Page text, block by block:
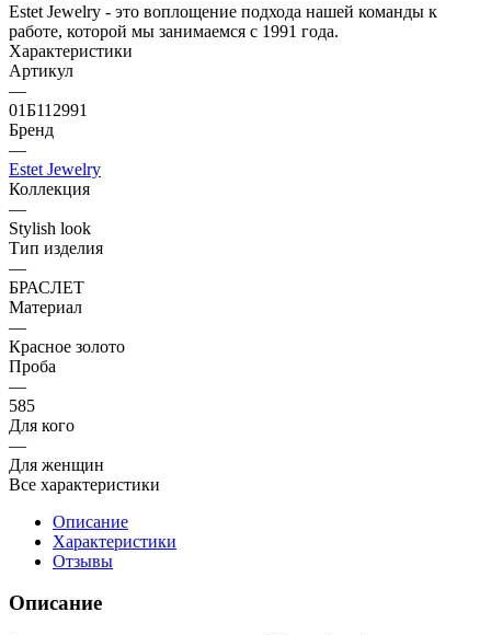
Estet Jewelry - это воплощение подхода нашей команды к
работе, которой мы занимаемся с 1991 года.
Характеристики
Артикул
—
01Б112991
Бренд
—
Estet Jewelry
Коллекция
—
Stylish look
Тип изделия
—
БРАСЛЕТ
Материал
—
Красное золото
Проба
—
585
Для кого
—
Для женщин
Все характеристики
Описание
Характеристики
Отзывы
Описание